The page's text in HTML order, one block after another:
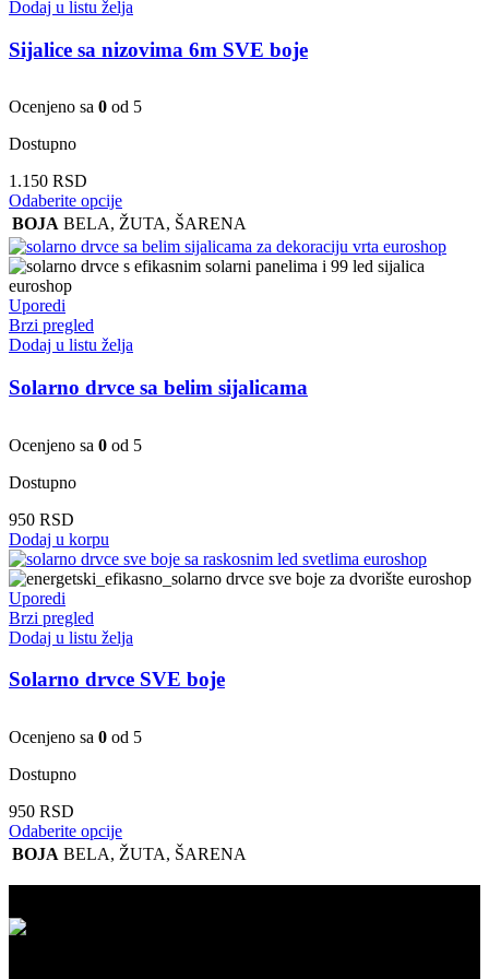
Dodaj u listu želja
Sijalice sa nizovima 6m SVE boje
Ocenjeno sa 0 od 5
Dostupno
1.150 RSD
Odaberite opcijeOvaj
proizvod
ima
više
varijanti.
biti
izabrane
stranici
BOJA BELA, ŽUTA, ŠARENA
Uporedi
Brzi pregled
Dodaj u listu želja
Solarno drvce sa belim sijalicama
Ocenjeno sa 0 od 5
Dostupno
950 RSD
Dodaj u korpu
Uporedi
Brzi pregled
Dodaj u listu želja
Solarno drvce SVE boje
Ocenjeno sa 0 od 5
Dostupno
950 RSD
Odaberite opcijeOvaj
proizvod
više
BOJA BELA, ŽUTA, ŠARENA